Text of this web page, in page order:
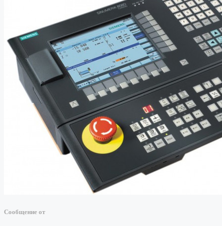
Сообщение от